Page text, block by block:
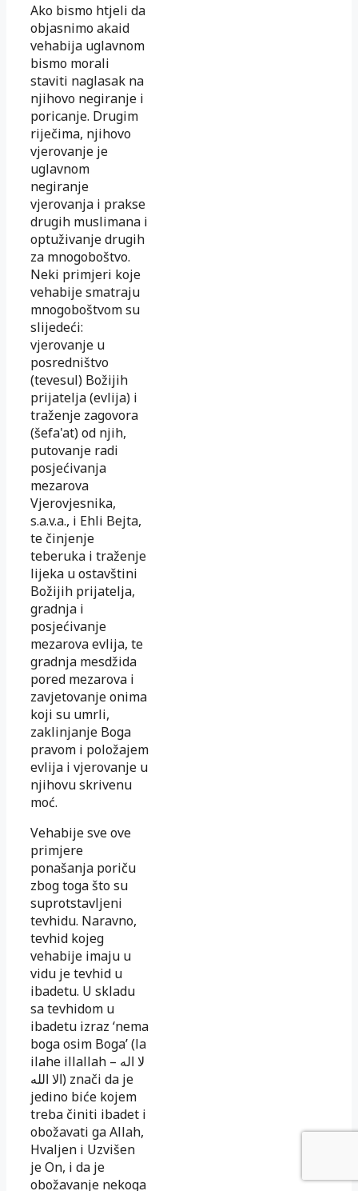
Ako bismo htjeli da
objasnimo akaid
vehabija uglavnom
bismo morali
staviti naglasak na
njihovo negiranje i
poricanje. Drugim
riječima, njihovo
vjerovanje je
uglavnom
negiranje
vjerovanja i prakse
drugih muslimana i
optuživanje drugih
za mnogoboštvo.
Neki primjeri koje
vehabije smatraju
mnogoboštvom su
slijedeći:
vjerovanje u
posredništvo
(tevesul) Božijih
prijatelja (evlija) i
traženje zagovora
(šefa'at) od njih,
putovanje radi
posjećivanja
mezarova
Vjerovjesnika,
s.a.v.a., i Ehli Bejta,
te činjenje
teberuka i traženje
lijeka u ostavštini
Božijih prijatelja,
gradnja i
posjećivanje
mezarova evlija, te
gradnja mesdžida
pored mezarova i
zavjetovanje onima
koji su umrli,
zaklinjanje Boga
pravom i položajem
evlija i vjerovanje u
njihovu skrivenu
moć.
Vehabije sve ove
primjere
ponašanja poriču
zbog toga što su
suprotstavljeni
tevhidu. Naravno,
tevhid kojeg
vehabije imaju u
vidu je tevhid u
ibadetu. U skladu
sa tevhidom u
ibadetu izraz ‘nema
boga osim Boga’ (la
ilahe illallah – لا اله
الا الله) znači da je
jedino biće kojem
treba činiti ibadet i
obožavati ga Allah,
Hvaljen i Uzvišen
je On, i da je
obožavanje nekoga